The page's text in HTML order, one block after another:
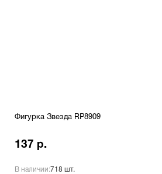
Фигурка Звезда RP8909
137 р.
В наличии:718 шт.